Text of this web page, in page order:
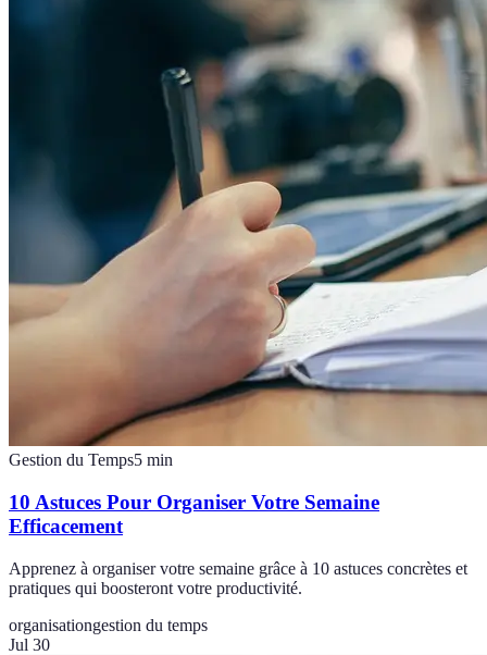
Gestion du Temps5 min
10 Astuces Pour Organiser Votre Semaine
Efficacement
Apprenez à organiser votre semaine grâce à 10 astuces concrètes et
pratiques qui boosteront votre productivité.
organisationgestion du temps
Jul 30